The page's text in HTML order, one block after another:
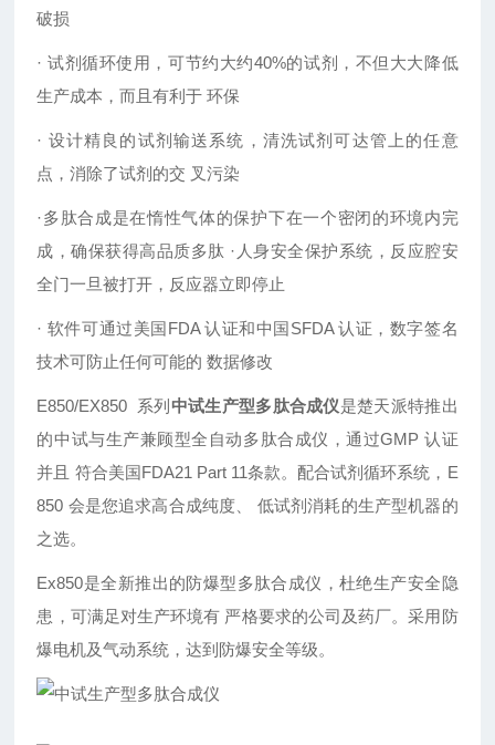
破损
· 试剂循环使用，可节约大约40%的试剂，不但大大降低
生产成本，而且有利于 环保
· 设计精良的试剂输送系统，清洗试剂可达管上的任意
点，消除了试剂的交 叉污染
·多肽合成是在惰性气体的保护下在一个密闭的环境内完
成，确保获得高品质多肽 ·人身安全保护系统，反应腔安
全门一旦被打开，反应器立即停止
· 软件可通过美国FDA 认证和中国SFDA 认证，数字签名
技术可防止任何可能的 数据修改
E850/EX850 系列 中试生产型多肽合成仪是楚天派特推出
的中试与生产兼顾型全自动多肽合成仪，通过GMP 认证
并且 符合美国FDA21 Part 11条款。配合试剂循环系统，E
850 会是您追求高合成纯度、 低试剂消耗的生产型机器的
之选。
Ex850是全新推出的防爆型多肽合成仪，杜绝生产安全隐
患，可满足对生产环境有 严格要求的公司及药厂。采用防
爆电机及气动系统，达到防爆安全等级。